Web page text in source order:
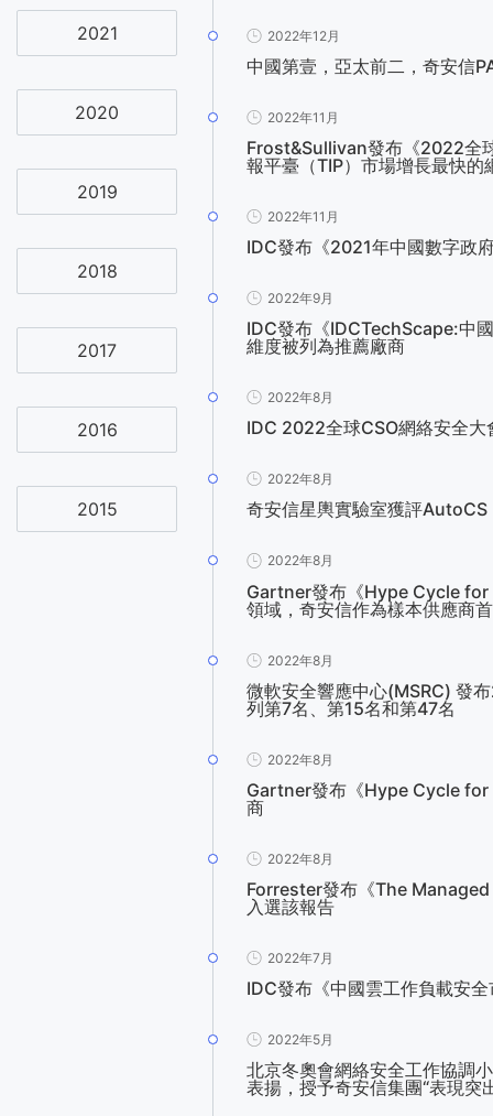
2021
2020
2019
2018
2017
2016
2015
2022年12月
中國第壹，亞太前二，奇安信
2022年11月
Frost&Sullivan發布《2022全
報平臺（TIP）市場增長最快
2022年11月
IDC發布《2021年中國數字政
2022年9月
IDC發布《IDCTechScape:中
維度被列為推薦廠商
2022年8月
IDC 2022全球CSO網絡安全大
2022年8月
奇安信星輿實驗室獲評
2022年8月
Gartner發布《Hype Cycle
領域，奇安信作為樣本供應商
2022年8月
微軟安全響應中心(MSRC) 發
列第7名、第15名和第47名
2022年8月
Gartner發布《Hype Cycle for
商
2022年8月
Forrester發布《The
入選該報告
2022年7月
IDC發布《中國雲工作負載安
2022年5月
北京冬奧會網絡安全工作協調
表揚，授予奇安信集團“表現突